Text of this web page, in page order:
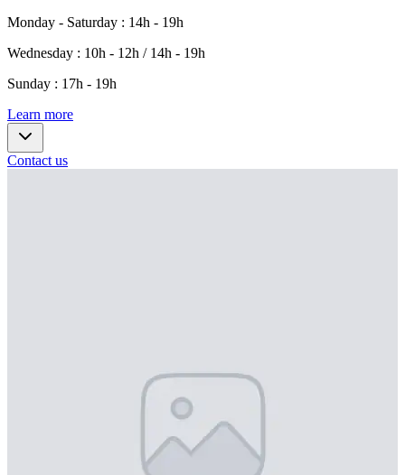
Monday - Saturday : 14h - 19h
Wednesday : 10h - 12h / 14h - 19h
Sunday : 17h - 19h
Learn more
Contact us